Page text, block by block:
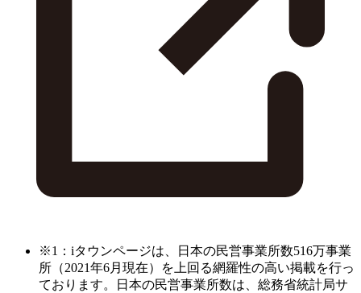
※1：iタウンページは、日本の民営事業所数516万事業
所（2021年6月現在）を上回る網羅性の高い掲載を行っ
ております。日本の民営事業所数は、総務省統計局サ